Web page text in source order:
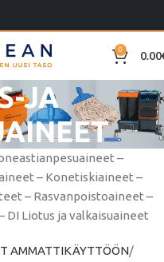
0 0.00
JA
–
– Konetiskiaineet –
– Rasvanpoistoaineet –
Liotus ja valkaisuaineet
AMMATTIKÄYTTÖÖN